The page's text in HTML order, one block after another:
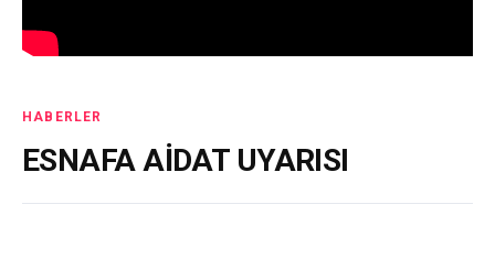
HABERLER
ESNAFA AİDAT UYARISI